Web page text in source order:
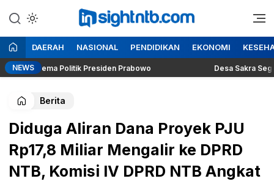
ke
konten
Insight NTB
Berita Seputar NTB
DAERAH NASIONAL PENDIDIKAN EKONOMI
NEWS
Dilema Politik Presiden Prabowo Desa Sakra Segera
Berita
Diduga Aliran Dana Proyek PJU
Rp17,8 Miliar Mengalir ke DPRD
NTB, Komisi IV DPRD NTB Angkat